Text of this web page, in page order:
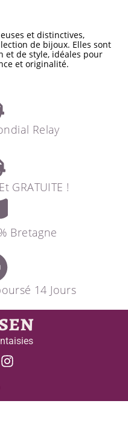
et distinctives,
de bijoux. Elles sont
et de style, idéales pour
et originalité.
Relay
GRATUITE !
Bretagne
14 Jours